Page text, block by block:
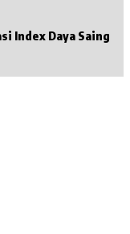
Index Daya Saing